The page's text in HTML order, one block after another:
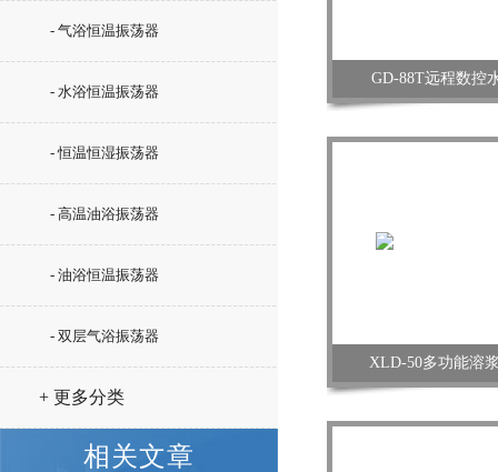
- 气浴恒温振荡器
- 水浴恒温振荡器
- 恒温恒湿振荡器
- 高温油浴振荡器
- 油浴恒温振荡器
- 双层气浴振荡器
+ 更多分类
相关文章
GD-88T远程数控
XLD-50多功能溶